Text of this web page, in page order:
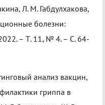
Л. М. Габдулхакова,
болезни:
– Т. 11, № 4. – С. 64-
анализ вакцин,
гриппа в